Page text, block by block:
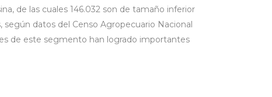
de las cuales 146.032 son de tamaño inferior
según datos del Censo Agropecuario Nacional
de este segmento han logrado importantes